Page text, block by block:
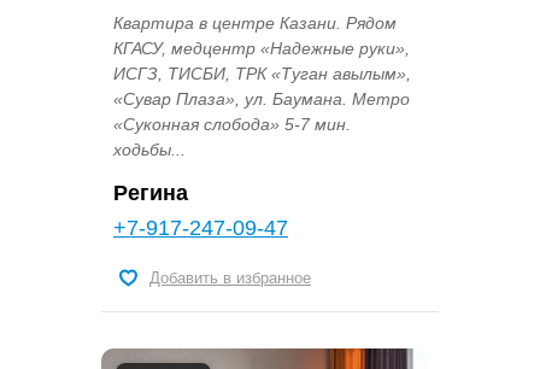
Квартира в центре Казани. Рядом
КГАСУ, медцентр «Надежные руки»,
ИСГЗ, ТИСБИ, ТРК «Туган авылым»,
«Сувар Плаза», ул. Баумана. Метро
«Суконная слобода» 5-7 мин.
ходьбы...
Регина
+7-917-247-09-47
Добавить в избранное